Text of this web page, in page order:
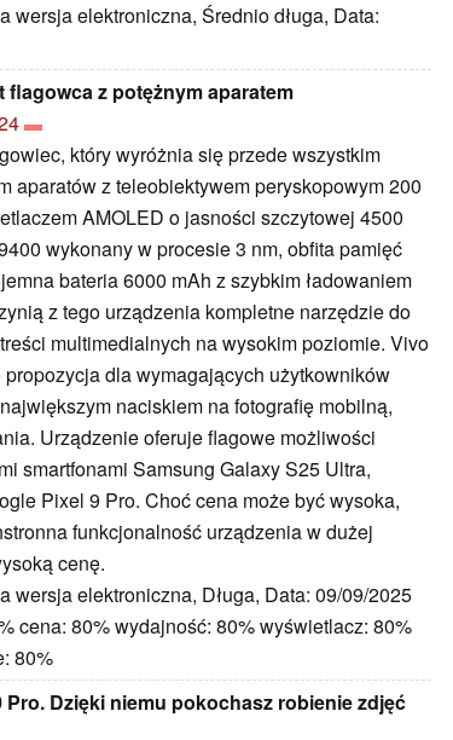
wersja elektroniczna, Średnio długa, Data:
flagowca z potężnym aparatem
który wyróżnia się przede wszystkim
aparatów z teleobiektywem peryskopowym 200
AMOLED o jasności szczytowej 4500
wykonany w procesie 3 nm, obfita pamięć
bateria 6000 mAh z szybkim ładowaniem
z tego urządzenia kompletne narzędzie do
multimedialnych na wysokim poziomie. Vivo
dla wymagających użytkowników
naciskiem na fotografię mobilną,
Urządzenie oferuje flagowe możliwości
smartfonami Samsung Galaxy S25 Ultra,
Pixel 9 Pro. Choć cena może być wysoka,
funkcjonalność urządzenia w dużej
cenę.
wersja elektroniczna, Długa, Data: 09/09/2025
cena: 80% wydajność: 80% wyświetlacz: 80%
80%
Pro. Dzięki niemu pokochasz robienie zdjęć